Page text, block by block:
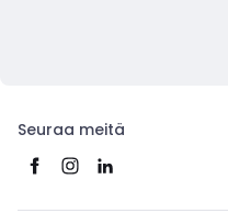
Seuraa meitä